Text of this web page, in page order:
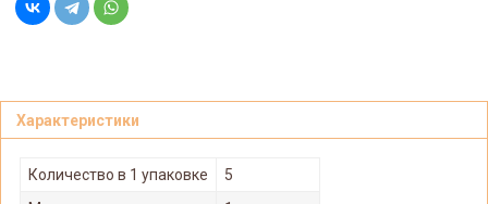
Характеристики
Количество в 1 упаковке
5